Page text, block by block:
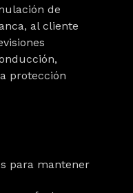
de
al cliente
protección
para mantener